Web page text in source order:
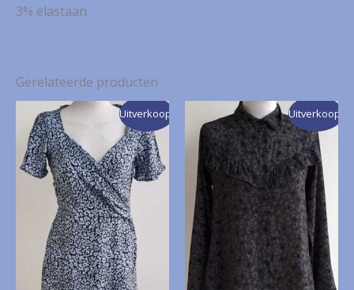
3% elastaan.
Gerelateerde producten
Uitverkoop! Uitverkoop!